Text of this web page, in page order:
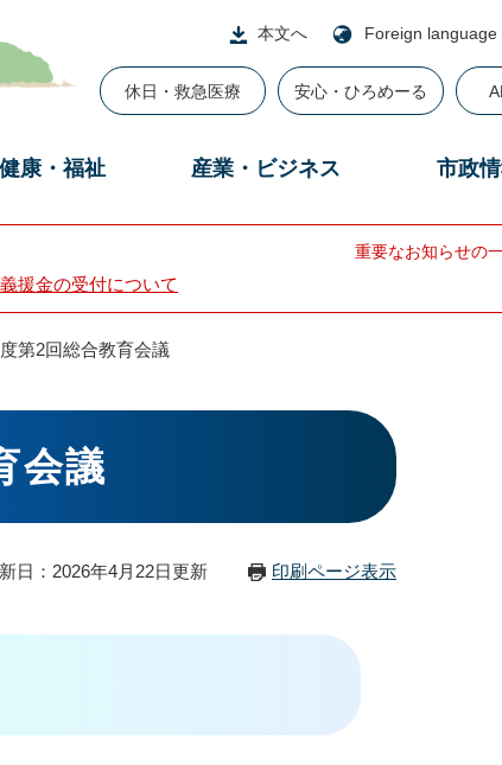
本文へ Foreign language
休日・救急医療 安心・ひろめーる
健康・福祉 産業・ビジネス 市政
援金の受付について
重要なお知らせの
第2回総合教育会議
会議
日：2026年4月22日更新 印刷ページ表示